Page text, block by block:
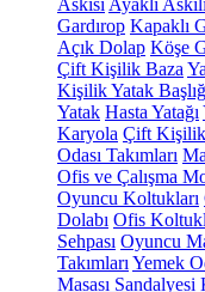
Askısı Ayaklı
Gardırop Kapaklı
Açık Dolap Köşe
Çift Kişilik Baza
Kişilik Yatak
Yatak Hasta Yatağı
Karyola Çift
Odası Takımları
Ofis ve Çalışma
Oyuncu Koltukları
Dolabı Ofis
Sehpası Oyuncu
Takımları Yemek
Masası Sandalyesi